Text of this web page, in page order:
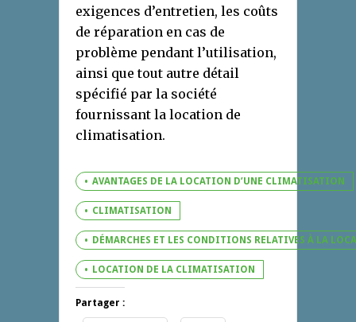
exigences d’entretien, les coûts
de réparation en cas de
problème pendant l’utilisation,
ainsi que tout autre détail
spécifié par la société
fournissant la location de
climatisation.
AVANTAGES DE LA LOCATION D’UNE CLIMATISATION
CLIMATISATION
DÉMARCHES ET LES CONDITIONS RELATIVES À LA
LOCATION DE LA CLIMATISATION
Partager :